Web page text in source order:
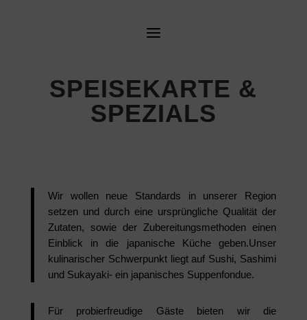
SPEISEKARTE &
SPEZIALS
Wir wollen neue Standards in unserer Region
setzen und durch eine ursprüngliche Qualität der
Zutaten, sowie der Zubereitungsmethoden einen
Einblick in die japanische Küche geben.Unser
kulinarischer Schwerpunkt liegt auf Sushi, Sashimi
und Sukayaki- ein japanisches Suppenfondue.
Für probierfreudige Gäste bieten wir die